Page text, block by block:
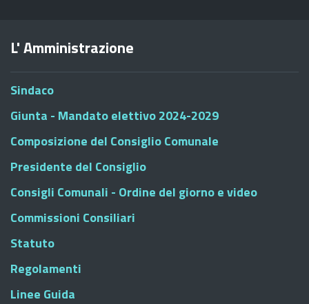
L' Amministrazione
Sindaco
Giunta - Mandato elettivo 2024-2029
Composizione del Consiglio Comunale
Presidente del Consiglio
Consigli Comunali - Ordine del giorno e video
Commissioni Consiliari
Statuto
Regolamenti
Linee Guida